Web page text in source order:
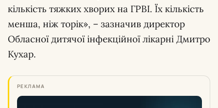
кількість тяжких хворих на ГРВІ. Їх кількість
менша, ніж торік», – зазначив директор
Обласної дитячої інфекційної лікарні Дмитро
Кухар.
РЕКЛАМА